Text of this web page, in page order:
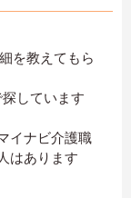
を教えてもら
しています
イナビ介護職
はあります